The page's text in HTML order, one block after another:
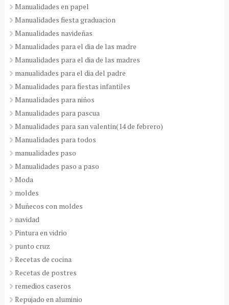
Manualidades en papel
Manualidades fiesta graduacion
Manualidades navideñas
Manualidades para el dia de las madre
Manualidades para el dia de las madres
manualidades para el dia del padre
Manualidades para fiestas infantiles
Manualidades para niños
Manualidades para pascua
Manualidades para san valentin(14 de febrero)
Manualidades para todos
manualidades paso
Manualidades paso a paso
Moda
moldes
Muñecos con moldes
navidad
Pintura en vidrio
punto cruz
Recetas de cocina
Recetas de postres
remedios caseros
Repujado en aluminio